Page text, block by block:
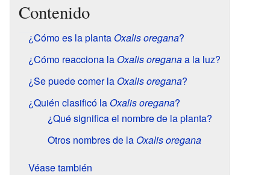
Contenido
¿Cómo es la planta Oxalis oregana?
¿Cómo reacciona la Oxalis oreganaa la luz?
¿Se puede comer la Oxalis oregana?
¿Quién clasificó la Oxalis oregana?
¿Qué significa el nombre de la planta?
Otros nombres de la Oxalis oregana
Véase también